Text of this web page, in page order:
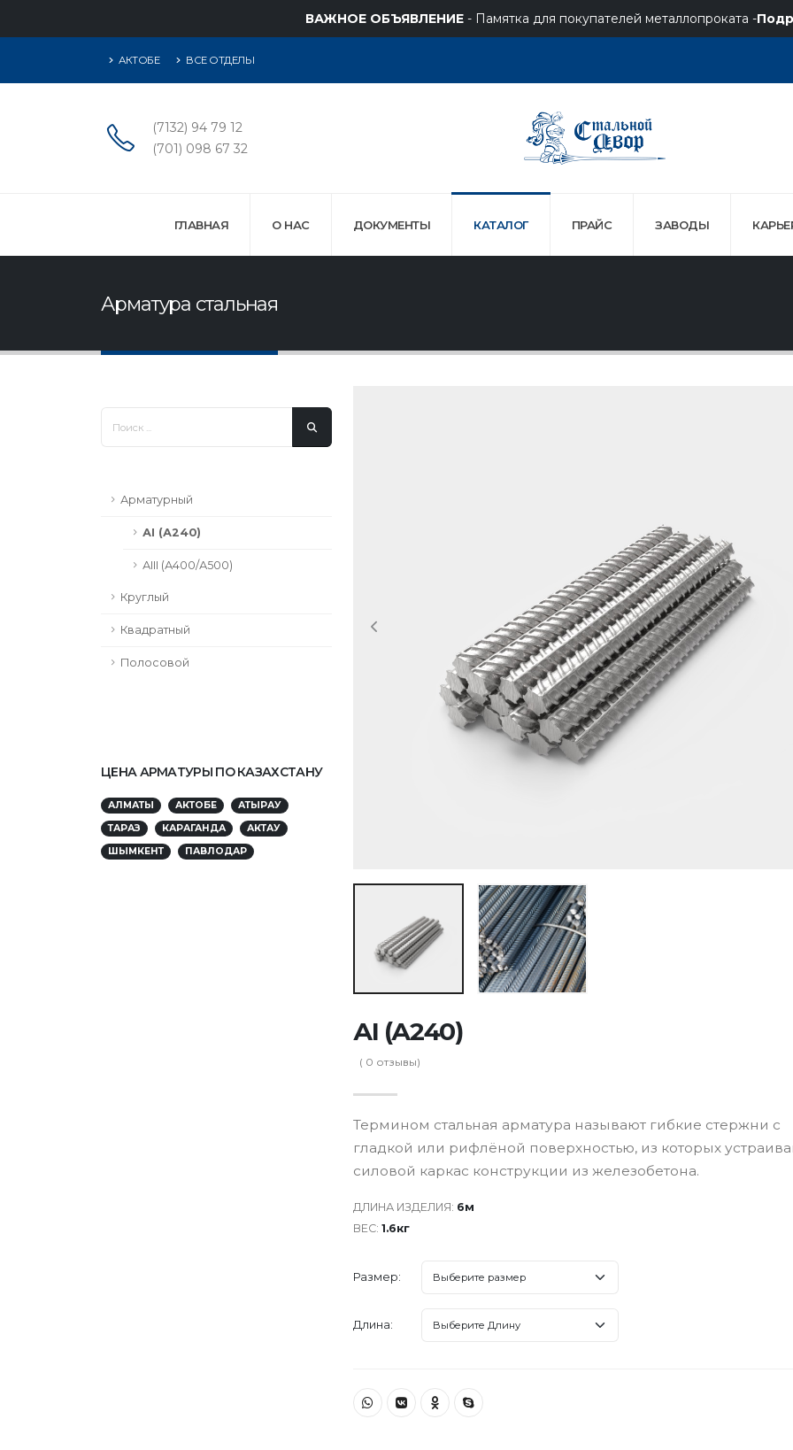
ВАЖНОЕ ОБЪЯВЛЕНИЕ- Памятка для покупателей металлопроката -
АКТОБЕ ВСЕ ОТДЕЛЫ
(7132) 94 79 12
(701) 098 67 32
ГЛАВНАЯ О НАС ДОКУМЕНТЫ КАТАЛОГ ПРАЙС ЗАВОДЫ
Арматура стальная
Арматурный
АI (А240)
АIII (А400/А500)
Круглый
Квадратный
Полосовой
ЦЕНА АРМАТУРЫ ПО КАЗАХСТАНУ
АЛМАТЫ АКТОБЕ
АТЫРАУ
ТАРАЗ
КАРАГАНДА
АКТАУ
ШЫМКЕНТ
ПАВЛОДАР
АI (А240)
( 0 отзывы)
Термином стальная арматура называют гибкие стержни с
гладкой или рифлёной поверхностью, из которых
силовой каркас конструкции из железобетона.
ДЛИНА ИЗДЕЛИЯ: 6м
ВЕС: 1.6кг
Размер:
Длина: